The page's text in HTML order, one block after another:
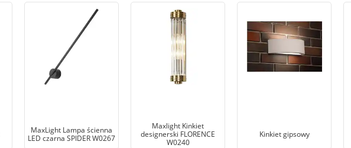
MaxLight Lampa ścienna
LED czarna SPIDER W0267
Maxlight Kinkiet
designerski FLORENCE
W0240
Kinkiet gipsowy